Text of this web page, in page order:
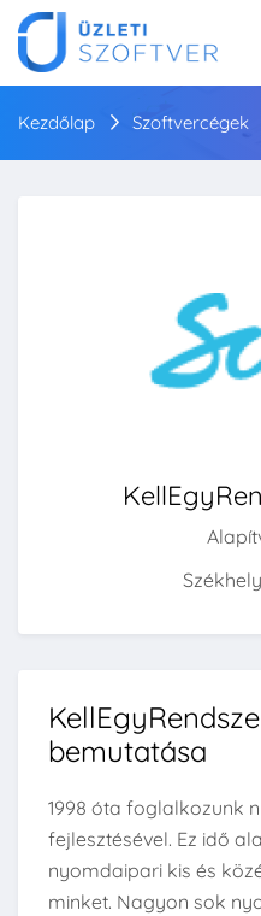
Kezdőlap Szoftvercégek
bemutatása
1998 óta foglalkozunk
fejlesztésével. Ez idő
nyomdaipari kis és
minket. Nagyon sok